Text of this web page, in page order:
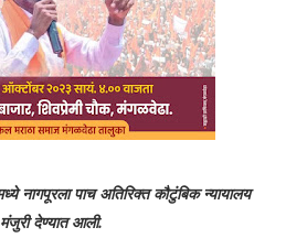
पाच अतिरिक्त कौटुंबिक न्यायालय
देण्यात आली.